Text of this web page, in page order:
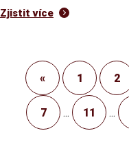
Zjistit více
« 1 2
7 ... 11 ...